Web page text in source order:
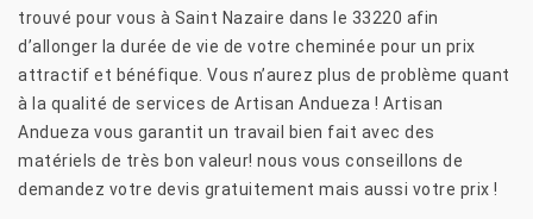
trouvé pour vous à Saint Nazaire dans le 33220 afin
d’allonger la durée de vie de votre cheminée pour un prix
attractif et bénéfique. Vous n’aurez plus de problème quant
à la qualité de services de Artisan Andueza ! Artisan
Andueza vous garantit un travail bien fait avec des
matériels de très bon valeur! nous vous conseillons de
demandez votre devis gratuitement mais aussi votre prix !